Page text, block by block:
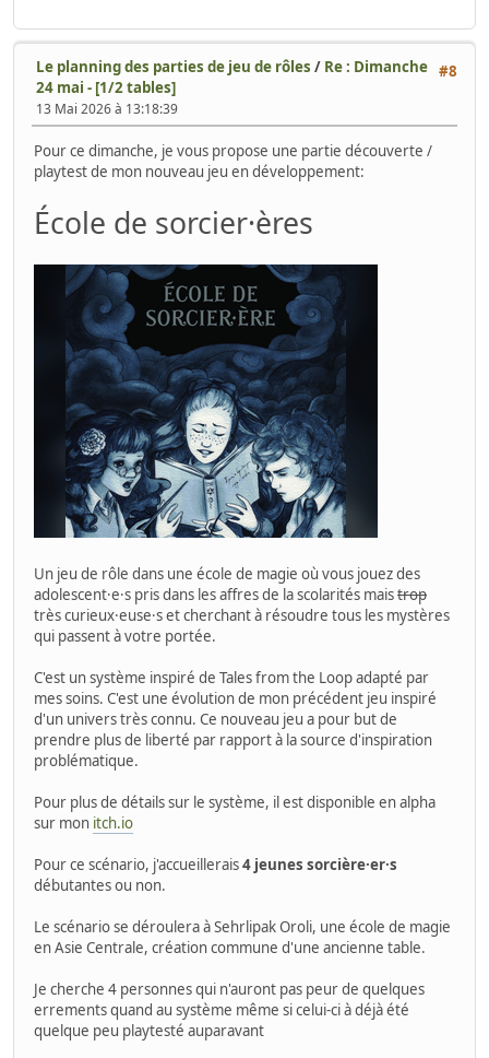
#8
Le planning des parties de jeu de rôles / Re : Dimanche
24 mai - [1/2 tables]
13 Mai 2026 à 13:18:39
Pour ce dimanche, je vous propose une partie découverte /
playtest de mon nouveau jeu en développement:
École de sorcier·ères
Un jeu de rôle dans une école de magie où vous jouez des
adolescent·e·s pris dans les affres de la scolarités maistrop
très curieux·euse·s et cherchant à résoudre tous les mystères
qui passent à votre portée.
C'est un système inspiré de Tales from the Loop adapté par
mes soins. C'est une évolution de mon précédent jeu inspiré
d'un univers très connu. Ce nouveau jeu a pour but de
prendre plus de liberté par rapport à la source d'inspiration
problématique.
Pour plus de détails sur le système, il est disponible en alpha
sur mon itch.io
Pour ce scénario, j'accueillerais4 jeunes sorcière·er·s
débutantes ou non.
Le scénario se déroulera à Sehrlipak Oroli, une école de magie
en Asie Centrale, création commune d'une ancienne table.
Je cherche 4 personnes qui n'auront pas peur de quelques
errements quand au système même si celui-ci à déjà été
quelque peu playtesté auparavant